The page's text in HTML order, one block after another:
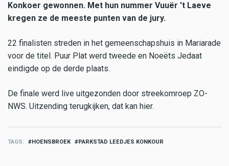
Konkoer gewonnen. Met hun nummer Vuuër 't Laeve
kregen ze de meeste punten van de jury.
22 finalisten streden in het gemeenschapshuis in Mariarade
voor de titel. Puur Plat werd tweede en Noeëts Jedaat
eindigde op de derde plaats.
De finale werd live uitgezonden door streekomroep ZO-
NWS. Uitzending terugkijken, dat kan hier.
TAGS HOENSBROEK PARKSTAD LEEDJES KONKOUR